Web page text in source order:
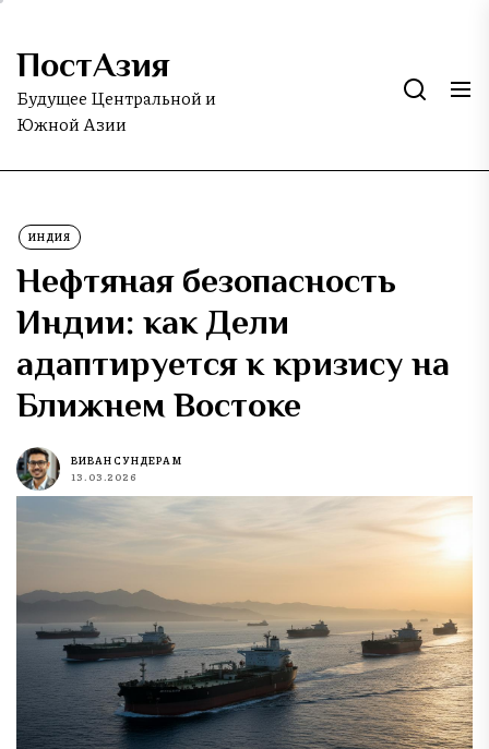
Skip
the
content
ПостАзия
Будущее Центральной и
Южной Азии
ИНДИЯ
Нефтяная безопасность
Индии: как Дели
адаптируется к кризису на
Ближнем Востоке
ВИВАН СУНДЕРАМ
13.03.2026